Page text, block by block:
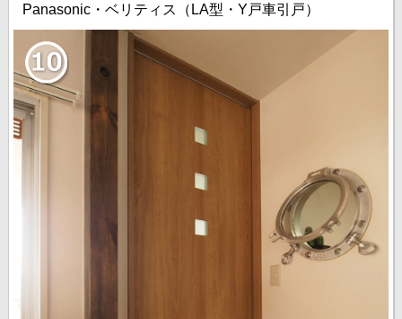
Panasonic・ベリティス（LA型・Y戸車引戸）